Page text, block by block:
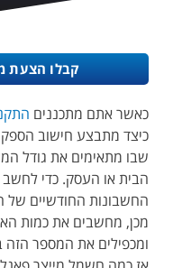
קבלו הצעת
כאשר אתם מתכננים
כיצד מתבצע חישוב
שבו מתאימים את גודל
הבית או העסק. כדי
החשבונות החודשיים
מכן, מחשבים את כמות
ומכפילים את המספר